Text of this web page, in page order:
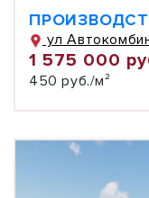
ул
1 575 000
450 руб./м²